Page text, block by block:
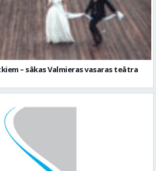
– sākas Valmieras vasaras teātra